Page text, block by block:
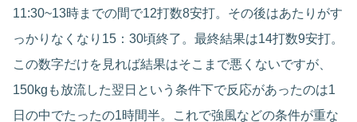
11:30~13時までの間で12打数8安打。その後はあたりがす
っかりなくなり15：30頃終了。最終結果は14打数9安打。
この数字だけを見れば結果はそこまで悪くないですが、
150kgも放流した翌日という条件下で反応があったのは1
日の中でたったの1時間半。これで強風などの条件が重な